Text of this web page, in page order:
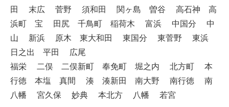
田 末広 菅野 須和田 関ヶ島 曽谷 高石神 高
浜町 宝 田尻 千鳥町 稲荷木 富浜 中国分 中
山 新浜 原木 東大和田 東国分 東菅野 東浜
日之出 平田 広尾
福栄 二俣 二俣新町 奉免町 堀之内 北方町 本
行徳 本塩 真間 湊 湊新田 南大野 南行徳 南
八幡 宮久保 妙典 本北方 八幡 若宮